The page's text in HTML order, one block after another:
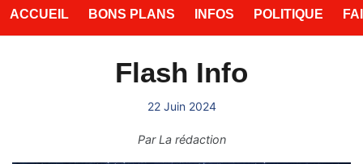
ACCUEIL BONS PLANS INFOS POLITIQUE
Flash Info
22 Juin 2024
ParLa rédaction